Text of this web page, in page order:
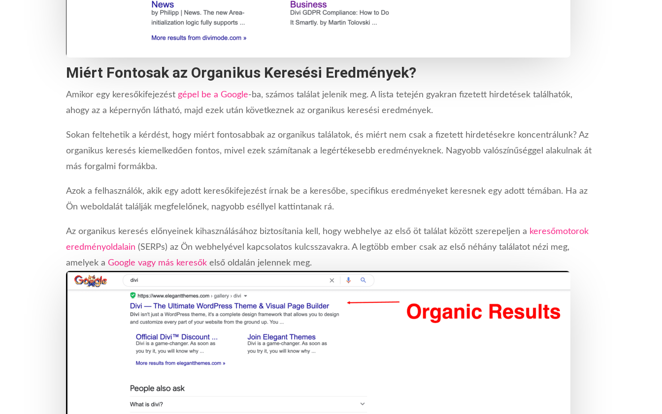
Miért Fontosak az Organikus Keresési Eredmények?
Amikor egy keresőkifejezést gépel be a Google-ba, számos találat jelenik meg. A lista tetején gyakran fizetett hirdetések találhatók,
ahogy az a képernyőn látható, majd ezek után következnek az organikus keresési eredmények.
Sokan feltehetik a kérdést, hogy miért fontosabbak az organikus találatok, és miért nem csak a fizetett hirdetésekre koncentrálunk? Az
organikus keresés kiemelkedően fontos, mivel ezek számítanak a legértékesebb eredményeknek. Nagyobb valószínűséggel alakulnak át
más forgalmi formákba.
Azok a felhasználók, akik egy adott keresőkifejezést írnak be a keresőbe, specifikus eredményeket keresnek egy adott témában. Ha az
Ön weboldalát találják megfelelőnek, nagyobb eséllyel kattintanak rá.
Az organikus keresés előnyeinek kihasználásához biztosítania kell, hogy webhelye az első öt találat között szerepeljen a keresőmotorok
eredményoldalain (SERPs) az Ön webhelyével kapcsolatos kulcsszavakra. A legtöbb ember csak az első néhány találatot nézi meg,
amelyek aGoogle vagy más keresők első oldalán jelennek meg.